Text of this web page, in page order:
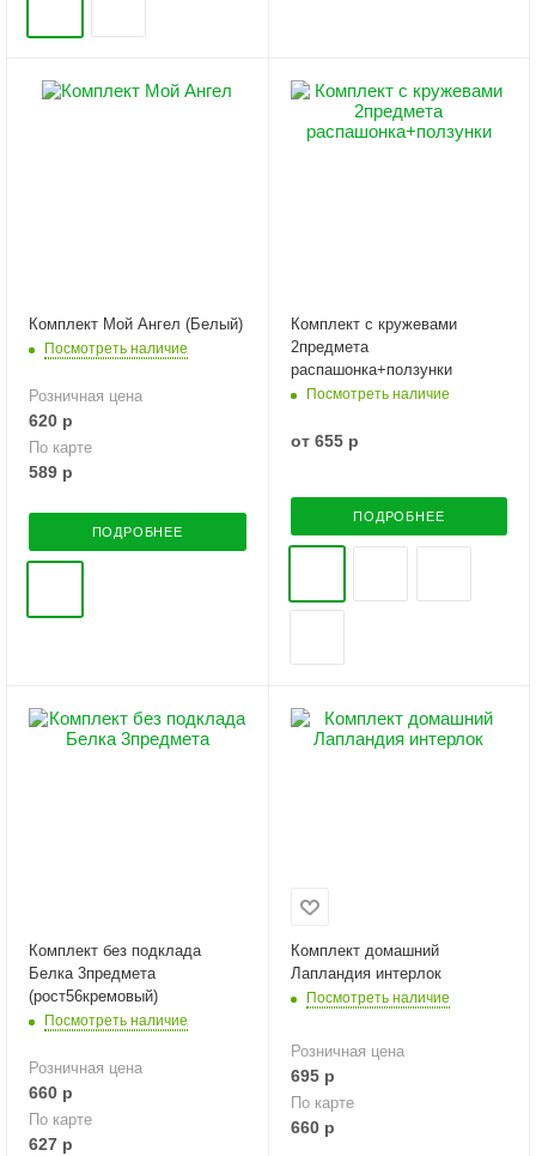
Комплект Мой Ангел (Белый)
Посмотреть наличие
Розничная цена
620 р
По карте
589 р
ПОДРОБНЕЕ
Комплект с кружевами
2предмета
распашонка+ползунки
Посмотреть наличие
от 655 р
ПОДРОБНЕЕ
Комплект без подклада
Белка 3предмета
(рост56кремовый)
Посмотреть наличие
Розничная цена
660 р
По карте
627 р
Комплект домашний
Лапландия интерлок
Посмотреть наличие
Розничная цена
695р
По карте
660р